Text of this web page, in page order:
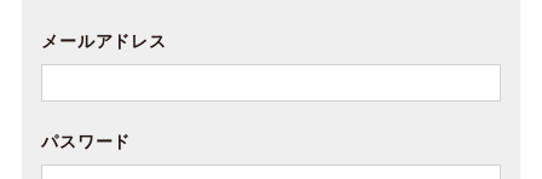
メールアドレス
パスワード